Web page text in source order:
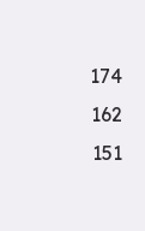
174
162
151